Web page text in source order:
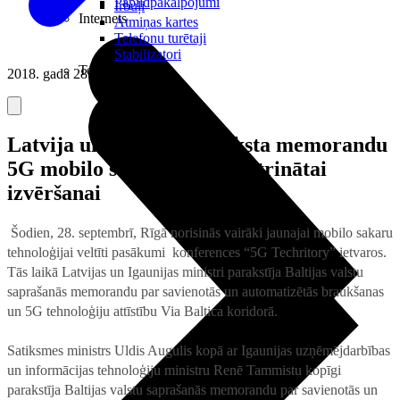
Internets
Irbuļi
Atmiņas kartes
Telefonu turētaji
Stabilizatori
Televizori
2018. gada 28. septembris
Latvija un Igaunija paraksta memorandu
5G mobilo sakaru tīkla paātrinātai
izvēršanai
Šodien, 28. septembrī, Rīgā norisinās vairāki jaunajai mobilo sakaru
tehnoloģijai veltīti pasākumi konferences “5G Techritory” ietvaros.
Tās laikā Latvijas un Igaunijas ministri parakstīja Baltijas valstu
saprašanās memorandu par savienotās un automatizētās braukšanas
un 5G tehnoloģiju attīstību Via Baltica koridorā.
Satiksmes ministrs Uldis Augulis kopā ar Igaunijas uzņēmējdarbības
un informācijas tehnoloģiju ministru Renē Tammistu kopīgi
parakstīja Baltijas valstu saprašanās memorandu par savienotās un